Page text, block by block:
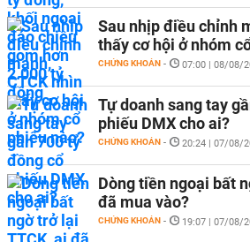
Sau nhịp điều chỉnh
thấy cơ hội ở nhóm
CHỨNG KHOÁN - 07:00 | 08/08/
Tự doanh sang tay
phiếu DMX cho ai?
CHỨNG KHOÁN - 20:24 | 07/08/
Dòng tiền ngoại bất
đã mua vào?
CHỨNG KHOÁN - 19:07 | 07/08/